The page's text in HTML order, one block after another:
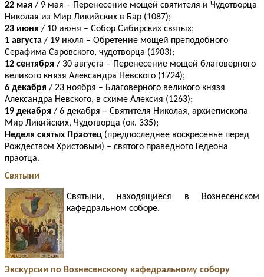
22 мая / 9 мая – Перенесение мощей святителя и Чудотворца
Николая из Мир Ликийских в Бар (1087);
23 июня / 10 июня – Собор Сибирских святых;
1 августа / 19 июля – Обретение мощей преподобного
Серафима Саровского, чудотворца (1903);
12 сентября / 30 августа – Перенесение мощей благоверного
великого князя Александра Невского (1724);
6 декабря / 23 ноября – Благоверного великого князя
Александра Невского, в схиме Алексия (1263);
19 декабря / 6 декабря – Святителя Николая, архиепископа
Мир Ликийских, Чудотворца (ок. 335);
Неделя святых Праотец (предпоследнее воскресенье перед
Рождеством Христовым) – святого праведного Гедеона
праотца.
Святыни
Святыни, находящиеся в Вознесенском
кафедральном соборе.
Экскурсии по Вознесенскому кафедральному собору